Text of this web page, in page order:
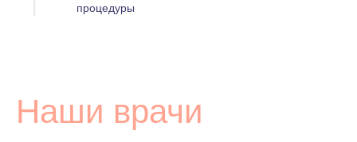
процедуры
Наши врачи